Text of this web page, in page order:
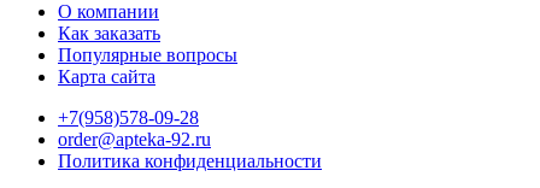
О компании
Как заказать
Популярные вопросы
Карта сайта
+7(958)578-09-28
order@apteka-92.ru
Политика конфиденциальности